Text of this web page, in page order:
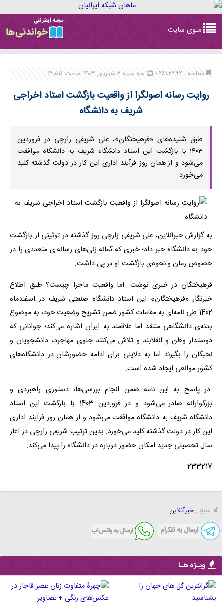
navigation
منوی سایت
شناسه : ۲۸۸۲۲۹۲ - سه شنبه ۶ شهریور ۱۴۰۳ ساعت ۱۹:۵۵
روایت رسانه اصولگرا از واقعیت بازگشت استاد اخراجی
شریف به دانشگاه
طبق شنیده‌های «فرهیختگان»، علی شریفی ‌زارچی در فروردین
۱۴۰۳ با بازگشت این استاد دانشگاه شریف به دانشگاه موافقت
می‌شود و از همان روز فرآیند اداری این کار در دولت گذشته کلید
می‌خورد.
به گزارش خبرآنلاین، علی شریفی زارچی روز گذشته در توئیتی از بازگشت
خود به دانشگاه خبر داد؛ خبری که گمانه زنی‌های رسانه‌ای متعددی را در
خصوص زمان و نحوه‌ی بازگشت او در پی داشت.
فرهیختگان در خبری نوشت: اما واقعیت ماجرا چیست؟ طبق اطلاع
خبرنگار «فرهیختگان» این استاد دانشگاه صنعتی شریف در اسفندماه
1402 طی نامه‌ای به مقامات کشور ضمن تشریح وضعیت خود، به موضوع
بدنه‌ی دانشگاهی منتقد اما علاقمند به ایران اشاره می‌کند؛ جوانانی که
دوستدار وطن و انقلابند و تلاش می‌کنند جلوی مهاجرت دانشجویان و
نخبگان را بگیرند اما به دلایلی برای ادامه حضورشان در دانشگاه‌های
کشور موانعی ایجاد شده است.
در پاسخ به این نامه ضمن انجام بررسی‌ها، دستوری راهبردی و
بزرگوارانه صادر می‌شود و در فروردین 1403 با بازگشت این استاد
دانشگاه شریف به دانشگاه موافقت می‌شود و از همان روز فرآیند اداری
این کار در دولت گذشته کلید می‌خورد. بدین ترتیب شریفی زارچی در آغاز
سال تحصیلی جدید امکان حضور دوباره در دانشگاه را پیدا می‌کند.
233217
منبع : خبرآنلاین
ویـژه هـا